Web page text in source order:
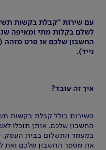
עם שירות "קבלת בקשות
לשלם בקלות מתי ומאיפה
החשבון שלכם או פרט מזהה
נייד).
איך זה עובד?
השירות כולל קבלת בקשות
החשבון שלכם, אותן תוכלו
במעמד התשלום בבית העסק,
את מספר החשבון שלכם ואת